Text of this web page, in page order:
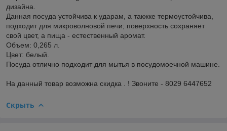
дизайна.
Данная посуда устойчива к ударам, а такжке термоустойчива,
подходит для микроволновой печи; поверхность сохраняет
свой цвет, а пища - естественный аромат.
Объем: 0,265 л.
Цвет: белый.
Посуда отлично подходит для мытья в посудомоечной машине.
На данный товар возможна скидка . ! Звоните - 8029 6447652
Скрыть